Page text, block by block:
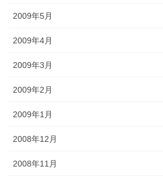
2009年5月
2009年4月
2009年3月
2009年2月
2009年1月
2008年12月
2008年11月